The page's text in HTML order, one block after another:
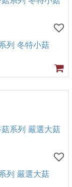
列 冬特小菇
列 嚴選大菇